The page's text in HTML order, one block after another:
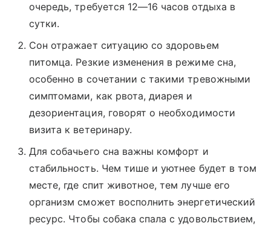
очередь, требуется 12—16 часов отдыха в
сутки.
Сон отражает ситуацию со здоровьем
питомца. Резкие изменения в режиме сна,
особенно в сочетании с такими тревожными
симптомами, как рвота, диарея и
дезориентация, говорят о необходимости
визита к ветеринару.
Для собачьего сна важны комфорт и
стабильность. Чем тише и уютнее будет в том
месте, где спит животное, тем лучше его
организм сможет восполнить энергетический
ресурс. Чтобы собака спала с удовольствием,